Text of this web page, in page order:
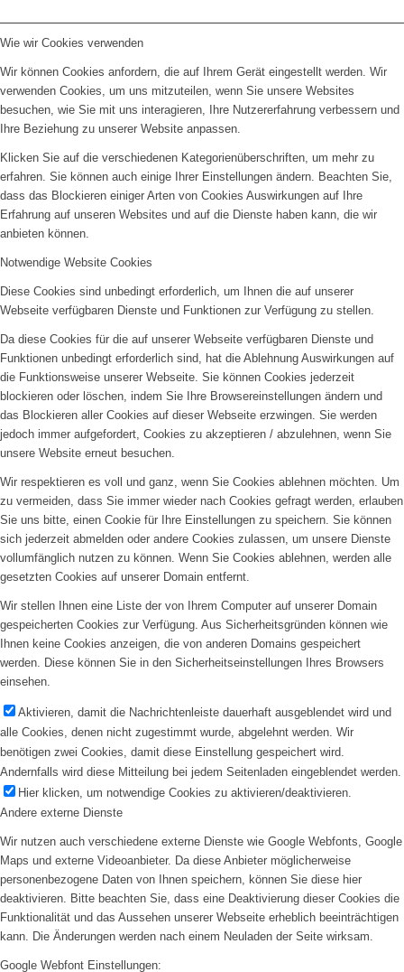
Wie wir Cookies verwenden
Wir können Cookies anfordern, die auf Ihrem Gerät eingestellt werden. Wir
verwenden Cookies, um uns mitzuteilen, wenn Sie unsere Websites
besuchen, wie Sie mit uns interagieren, Ihre Nutzererfahrung verbessern und
Ihre Beziehung zu unserer Website anpassen.
Klicken Sie auf die verschiedenen Kategorienüberschriften, um mehr zu
erfahren. Sie können auch einige Ihrer Einstellungen ändern. Beachten Sie,
dass das Blockieren einiger Arten von Cookies Auswirkungen auf Ihre
Erfahrung auf unseren Websites und auf die Dienste haben kann, die wir
anbieten können.
Notwendige Website Cookies
Diese Cookies sind unbedingt erforderlich, um Ihnen die auf unserer
Webseite verfügbaren Dienste und Funktionen zur Verfügung zu stellen.
Da diese Cookies für die auf unserer Webseite verfügbaren Dienste und
Funktionen unbedingt erforderlich sind, hat die Ablehnung Auswirkungen auf
die Funktionsweise unserer Webseite. Sie können Cookies jederzeit
blockieren oder löschen, indem Sie Ihre Browsereinstellungen ändern und
das Blockieren aller Cookies auf dieser Webseite erzwingen. Sie werden
jedoch immer aufgefordert, Cookies zu akzeptieren / abzulehnen, wenn Sie
unsere Website erneut besuchen.
Wir respektieren es voll und ganz, wenn Sie Cookies ablehnen möchten. Um
zu vermeiden, dass Sie immer wieder nach Cookies gefragt werden, erlauben
Sie uns bitte, einen Cookie für Ihre Einstellungen zu speichern. Sie können
sich jederzeit abmelden oder andere Cookies zulassen, um unsere Dienste
vollumfänglich nutzen zu können. Wenn Sie Cookies ablehnen, werden alle
gesetzten Cookies auf unserer Domain entfernt.
Wir stellen Ihnen eine Liste der von Ihrem Computer auf unserer Domain
gespeicherten Cookies zur Verfügung. Aus Sicherheitsgründen können wie
Ihnen keine Cookies anzeigen, die von anderen Domains gespeichert
werden. Diese können Sie in den Sicherheitseinstellungen Ihres Browsers
einsehen.
Aktivieren, damit die Nachrichtenleiste dauerhaft ausgeblendet wird und
alle Cookies, denen nicht zugestimmt wurde, abgelehnt werden. Wir
benötigen zwei Cookies, damit diese Einstellung gespeichert wird.
Andernfalls wird diese Mitteilung bei jedem Seitenladen eingeblendet werden.
Hier klicken, um notwendige Cookies zu aktivieren/deaktivieren.
Andere externe Dienste
Wir nutzen auch verschiedene externe Dienste wie Google Webfonts, Google
Maps und externe Videoanbieter. Da diese Anbieter möglicherweise
personenbezogene Daten von Ihnen speichern, können Sie diese hier
deaktivieren. Bitte beachten Sie, dass eine Deaktivierung dieser Cookies die
Funktionalität und das Aussehen unserer Webseite erheblich beeinträchtigen
kann. Die Änderungen werden nach einem Neuladen der Seite wirksam.
Google Webfont Einstellungen: